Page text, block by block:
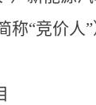
“竞价人”